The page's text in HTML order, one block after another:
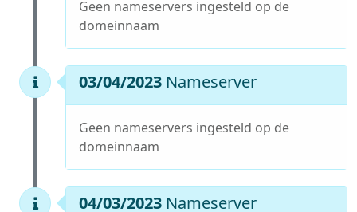
Geen nameservers ingesteld op de
domeinnaam
03/04/2023 Nameserver
Geen nameservers ingesteld op de
domeinnaam
04/03/2023 Nameserver